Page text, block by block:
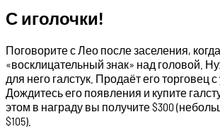
С иголочки!
Поговорите с Лео после заселения,
«восклицательный знак» над головой.
для него галстук. Продаёт его торговец
Дождитесь его появления и купите
этом в награду вы получите $300
$105).